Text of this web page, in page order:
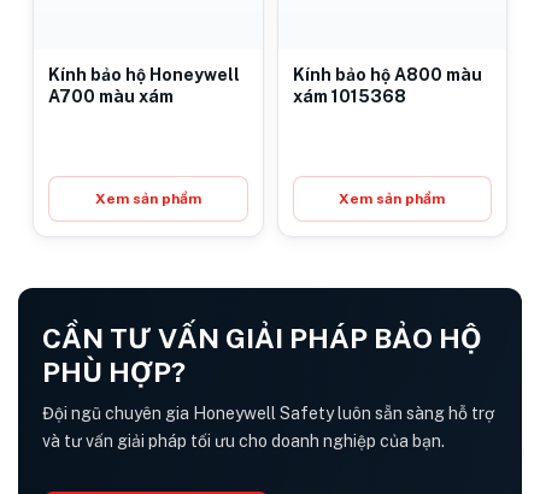
Kính bảo hộ Honeywell
A700 màu xám
Xem sản phẩm
Kính bảo hộ A800 màu
xám 1015368
Xem sản phẩm
CẦN TƯ VẤN GIẢI PHÁP BẢO HỘ
PHÙ HỢP?
Đội ngũ chuyên gia Honeywell Safety luôn sẵn sàng hỗ trợ
và tư vấn giải pháp tối ưu cho doanh nghiệp của bạn.